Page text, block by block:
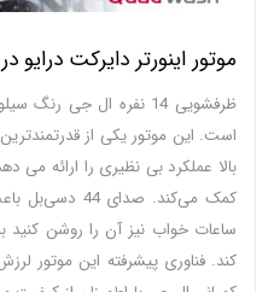
موتور اینورتر دایرکت درایو در
ظرفشویی 14 نفره ال جی
است. این موتور یکی از
بالا عملکرد بی نظیری را ارائه می
کمک می‌کند.
ساعات خواب نیز آن را روشن کنید
کند. فناوری پیشرفته این موتور